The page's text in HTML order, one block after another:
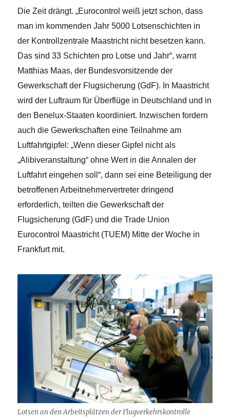
Die Zeit drängt. „Eurocontrol weiß jetzt schon, dass
man im kommenden Jahr 5000 Lotsenschichten in
der Kontrollzentrale Maastricht nicht besetzen kann.
Das sind 33 Schichten pro Lotse und Jahr“, warnt
Matthias Maas, der Bundesvorsitzende der
Gewerkschaft der Flugsicherung (GdF). In Maastricht
wird der Luftraum für Überflüge in Deutschland und in
den Benelux-Staaten koordiniert. Inzwischen fordern
auch die Gewerkschaften eine Teilnahme am
Luftfahrtgipfel: „Wenn dieser Gipfel nicht als
„Alibiveranstaltung“ ohne Wert in die Annalen der
Luftfahrt eingehen soll“, dann sei eine Beteiligung der
betroffenen Arbeitnehmervertreter dringend
erforderlich, teilten die Gewerkschaft der
Flugsicherung (GdF) und die Trade Union
Eurocontrol Maastricht (TUEM) Mitte der Woche in
Frankfurt mit.
Lotsen an den Arbeitsplätzen der Flugverkehrskontrolle